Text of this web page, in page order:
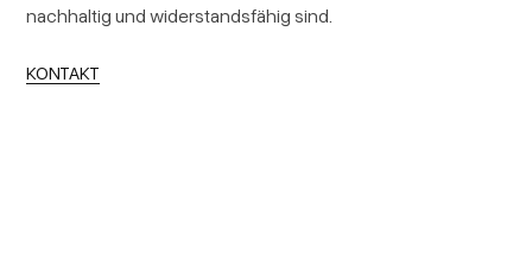
nachhaltig und widerstandsfähig sind.
KONTAKT